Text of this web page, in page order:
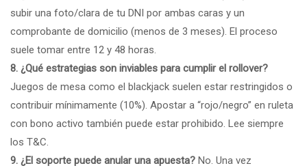
subir una foto/clara de tu DNI por ambas caras y un
comprobante de domicilio (menos de 3 meses). El proceso
suele tomar entre 12 y 48 horas.
8. ¿Qué estrategias son inviables para cumplir el rollover?
Juegos de mesa como el blackjack suelen estar restringidos o
contribuir mínimamente (10%). Apostar a “rojo/negro” en ruleta
con bono activo también puede estar prohibido. Lee siempre
los T&C.
9. ¿El soporte puede anular una apuesta? No. Una vez